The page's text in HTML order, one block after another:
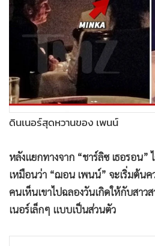
MGR Live
Infographic
การเมือง
ท่องเที่ยว
• กีฬา
• ต่างประเทศ
• Special Scoop
• จีน
• ชุมชน-คุณภาพชีวิต
• อาชญากรรม
• Motoring
• เกม
ดินเนอร์สุดหวานของ เพนน์
หลังแยกทางจาก “ชาร์ลิซ เธอรอน”
เหมือนว่า “ฌอน เพนน์” จะเริ่มต้นค
คนเห็นเขาไปฉลองวันเกิดให้กับสาว
เนอร์เล็กๆ แบบเป็นส่วนตัว